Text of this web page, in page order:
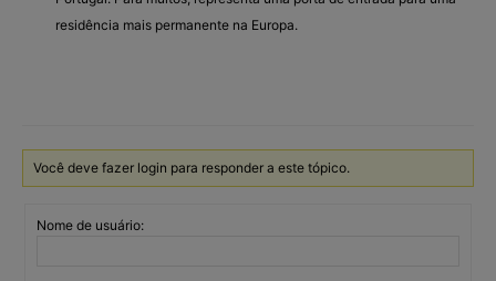
residência mais permanente na Europa.
Você deve fazer login para responder a este tópico.
Nome de usuário: